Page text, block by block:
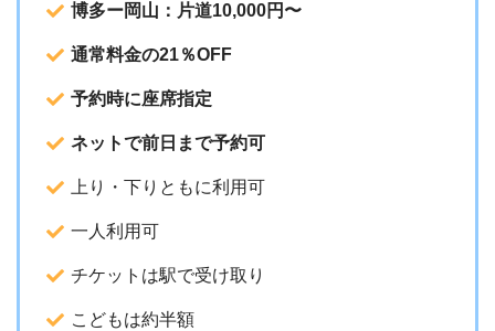
博多ー岡山：片道10,000円〜
通常料金の21％OFF
予約時に座席指定
ネットで前日まで予約可
上り・下りともに利用可
一人利用可
チケットは駅で受け取り
こどもは約半額